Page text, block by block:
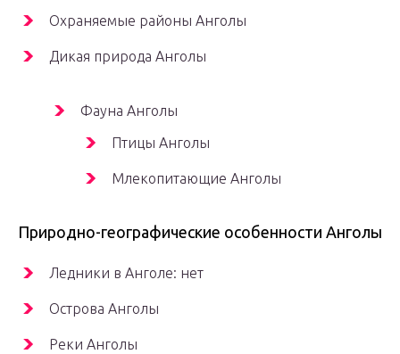
Охраняемые районы Анголы
Дикая природа Анголы
Фауна Анголы
Птицы Анголы
Млекопитающие Анголы
Природно-географические особенности Анголы
Ледники в Анголе: нет
Острова Анголы
Реки Анголы